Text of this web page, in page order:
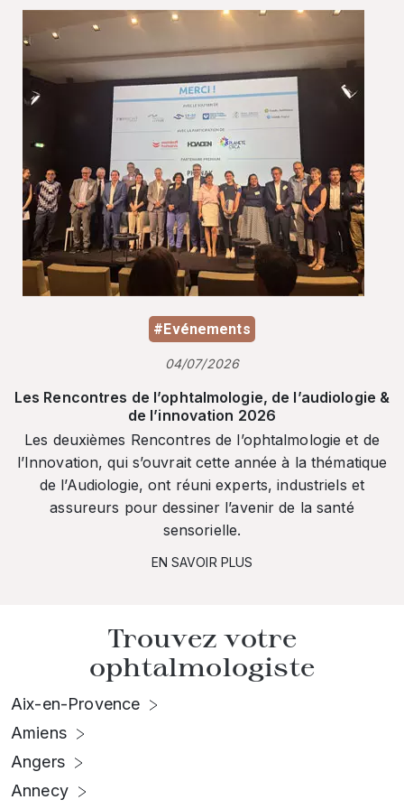
#Evénements
04/07/2026
Les Rencontres de l’ophtalmologie, de l’audiologie &
de l’innovation 2026
Les deuxièmes Rencontres de l’ophtalmologie et de
l’Innovation, qui s’ouvrait cette année à la thématique
de l’Audiologie, ont réuni experts, industriels et
assureurs pour dessiner l’avenir de la santé
sensorielle.
EN SAVOIR PLUS
Trouvez votre
ophtalmologiste
Aix-en-Provence
Amiens
Angers
Annecy